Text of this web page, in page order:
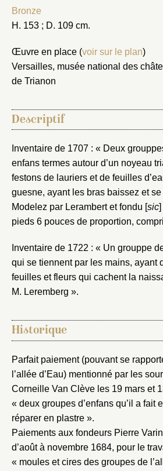
Bronze
H. 153 ; D. 109 cm.
Œuvre en place (voir sur le plan)
Versailles, musée national des
de Trianon
Descriptif
Inventaire de 1707 : « Deux
enfans termes autour d’un noyeau
festons de lauriers et de feuilles
guesne, ayant les bras baissez et
Modelez par Lerambert et fondu [ sic
pieds 6 pouces de proportion,
Inventaire de 1722 : « Un grouppe
qui se tiennent par les mains, ayant
feuilles et fleurs qui cachent la
M. Leremberg ».
Historique
Parfait paiement (pouvant se
l’allée d’Eau) mentionné par les
Corneille Van Clève les 19 mars et
« deux groupes d’enfans qu’il a fait
réparer en plastre ».
Paiements aux fondeurs Pierre
d’août à novembre 1684, pour le
« moules et cires des groupes de